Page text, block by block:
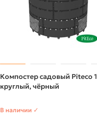
Компостер садовый Piteco
круглый, чёрный
В наличии ✓